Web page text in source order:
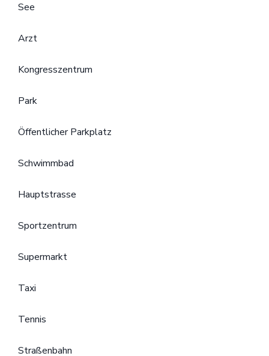
See
Arzt
Kongresszentrum
Park
Öffentlicher Parkplatz
Schwimmbad
Hauptstrasse
Sportzentrum
Supermarkt
Taxi
Tennis
Straßenbahn